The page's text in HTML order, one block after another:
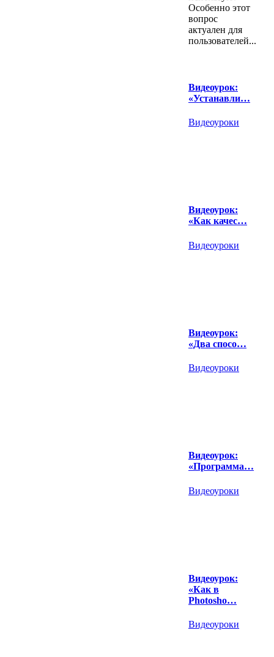
Особенно этот
вопрос
актуален для
пользователей...
Видеоурок:
«Устанавли…
Видеоуроки
Видеоурок:
«Как качес…
Видеоуроки
Видеоурок:
«Два спосо…
Видеоуроки
Видеоурок:
«Программа…
Видеоуроки
Видеоурок:
«Как в
Photosho…
Видеоуроки